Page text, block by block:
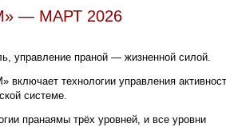
— МАРТ 2026
управление праной — жизненной силой.
технологии управления
системе.
пранаямы трёх уровней, и все уровни